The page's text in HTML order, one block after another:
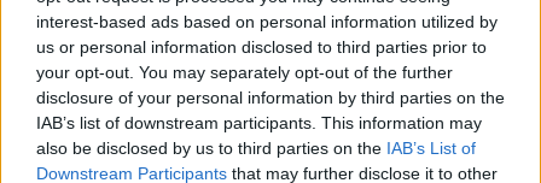
interest-based ads based on personal information utilized by
us or personal information disclosed to third parties prior to
your opt-out. You may separately opt-out of the further
disclosure of your personal information by third parties on the
IAB’s list of downstream participants. This information may
also be disclosed by us to third parties on the IAB’s List of
Downstream Participants that may further disclose it to other